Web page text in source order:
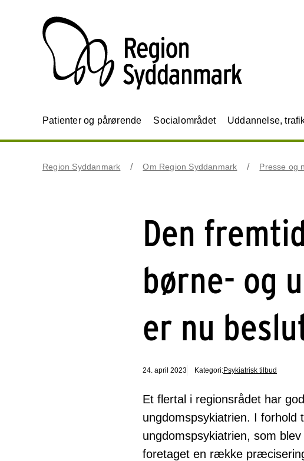
Patienter og pårørende Socialområdet Uddannelse,
Region Syddanmark Om Region Syddanmark Presse og
Den
børne- og
er nu
24. april 2023 Kategori:Psykiatrisk tilbud
Et flertal i regionsrådet har
ungdomspsykiatrien. I forhold
ungdomspsykiatrien, som
foretaget en række